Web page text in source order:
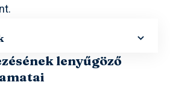
lenyűgöző